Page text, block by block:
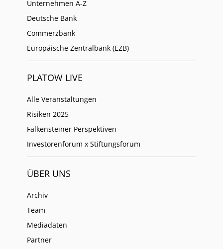
Unternehmen A-Z
Deutsche Bank
Commerzbank
Europäische Zentralbank (EZB)
PLATOW LIVE
Alle Veranstaltungen
Risiken 2025
Falkensteiner Perspektiven
Investorenforum x Stiftungsforum
ÜBER UNS
Archiv
Team
Mediadaten
Partner